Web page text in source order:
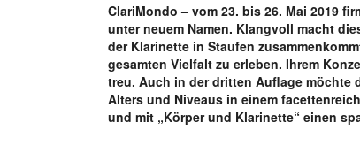
ClariMondo – vom 23. bis 26. Mai 2019
unter neuem Namen. Klangvoll macht
der Klarinette in Staufen
gesamten Vielfalt zu erleben. Ihrem
treu. Auch in der dritten Auflage möchte
Alters und Niveaus in einem
und mit „Körper und Klarinette“ einen